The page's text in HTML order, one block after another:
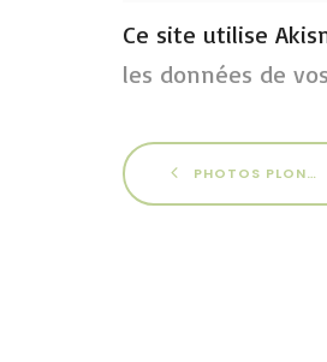
Ce site utilise
les données de
PHOTOS PLONGÉE SOUS GLACE 2017